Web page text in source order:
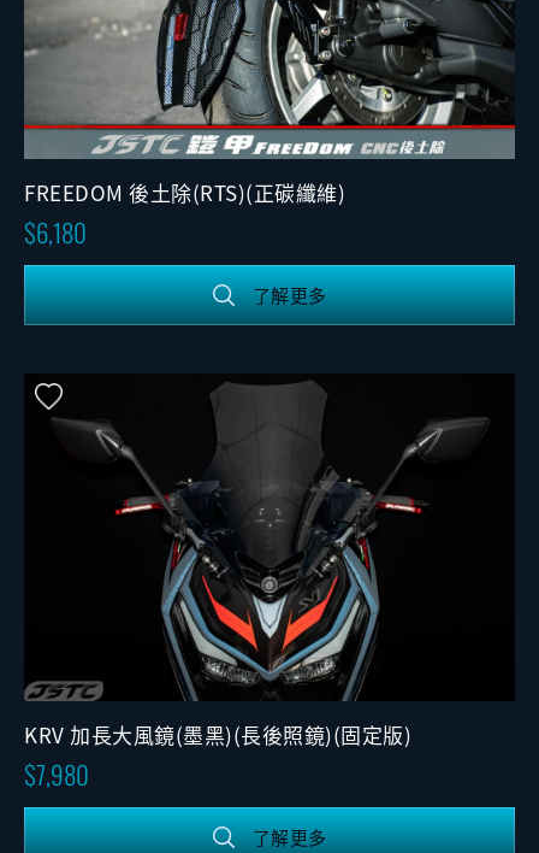
FREEDOM 後土除(RTS)(正碳纖維)
6,180
了解更多
KRV 加長大風鏡(墨黑)(長後照鏡)(固定版)
7,980
了解更多